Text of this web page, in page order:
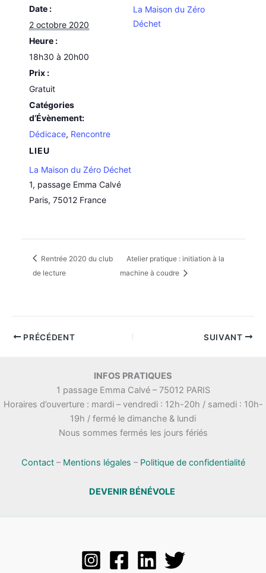
Date :
2 octobre 2020
Heure :
18h30 à 20h00
Prix :
Gratuit
Catégories
d’Évènement:
Dédicace, Rencontre
LIEU
La Maison du Zéro Déchet
1, passage Emma Calvé
Paris, 75012 France
La Maison du Zéro
Déchet
Rentrée 2020 du club
de lecture
Atelier pratique : initiation à la
machine à coudre
PRÉCÉDENT SUIVANT
INFOS PRATIQUES
1 passage Emma Calvé – 75012 PARIS
Horaires d’ouverture : mardi – vendredi : 12h-20h / samedi : 10h-
19h / fermé le dimanche & lundi
Nous sommes fermés les jours fériés
Contact– Mentions légales – Politique de confidentialité
DEVENIR BÉNÉVOLE